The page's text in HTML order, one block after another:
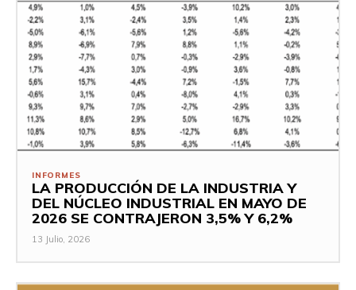
INFORMES
LA PRODUCCIÓN DE LA INDUSTRIA Y
DEL NÚCLEO INDUSTRIAL EN MAYO DE
2026 SE CONTRAJERON 3,5% Y 6,2%
13 Julio, 2026